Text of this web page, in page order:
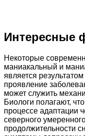
Интересные
Некоторые
маниакальный и
является
проявление
может служить
Биологи полагают,
процессе адаптации
северного
продолжительности